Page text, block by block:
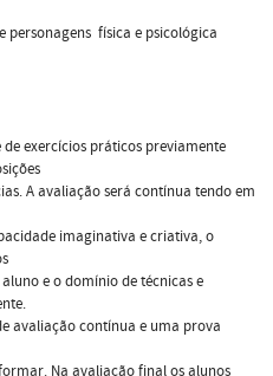
 física e psicológica
exercícios práticos previamente
A avaliação será contínua tendo em
imaginativa e criativa, o
e o domínio de técnicas e
avaliação contínua e uma prova
Na avaliação final os alunos